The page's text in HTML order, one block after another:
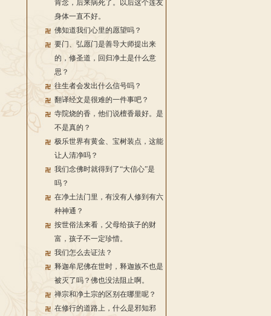
肯念，后来病死了。以后这个莲友
身体一直不好。
佛知道我们心里的愿望吗？
要门、弘愿门是善导大师提出来
的，修圣道，回归净土是什么意
思？
往生者会发出什么信号吗？
翻译经文是很难的一件事吧？
寺院烧的香，他们说檀香最好。是
不是真的？
极乐世界有黄金、宝树装点，这能
让人清净吗？
我们念佛时就得到了“大信心”是
吗？
在净土法门里，有没有人修到有六
种神通？
按世俗法来看，父母给孩子的财
富，孩子不一定珍惜。
我们怎么去证法？
释迦牟尼佛在世时，释迦族不也是
被灭了吗？佛也没法阻止啊。
禅宗和净土宗的区别在哪里呢？
在修行的道路上，什么是邪知邪